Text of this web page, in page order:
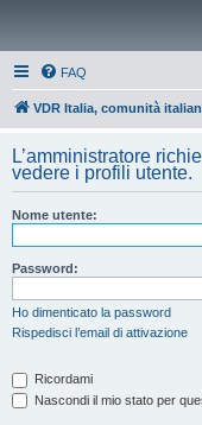
FAQ
VDR Italia, comunità
L’amministratore
vedere i profili utente.
Nome utente:
Password:
Ho dimenticato la password
Rispedisci l’email di attivazione
Ricordami
Nascondi il mio stato per